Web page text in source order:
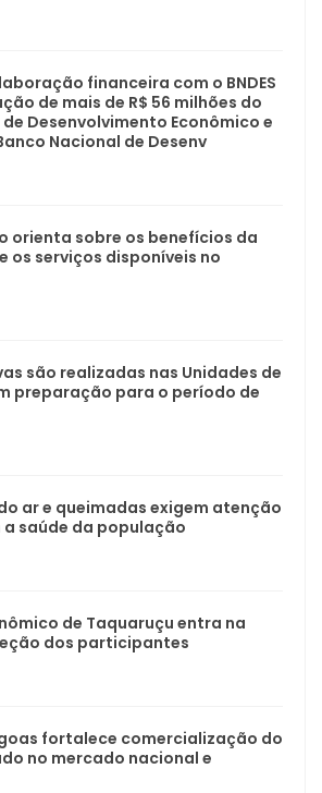
financeira com o BNDES
de mais de R$ 56 milhões do
Desenvolvimento Econômico e
Nacional de Desenv
orienta sobre os benefícios da
os serviços disponíveis no
são realizadas nas Unidades de
preparação para o período de
ar e queimadas exigem atenção
saúde da população
de Taquaruçu entra na
dos participantes
fortalece comercialização do
no mercado nacional e